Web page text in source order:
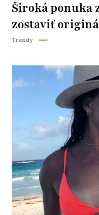
Široká ponuka
zostaviť
Trendy